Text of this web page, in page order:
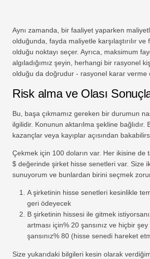
Aynı zamanda, bir faaliyet yaparken
olduğunda, fayda maliyetle karşılaştırılır ve
olduğu noktayı seçer. Ayrıca, maksimum
algıladığımız şeyin, herhangi bir rasyonel
olduğu da doğrudur - rasyonel karar verme
Risk alma ve Olası
Bu, başa çıkmamız gereken bir durumun
ilgilidir. Konunun aktarılma şekline bağlıdır.
kazançlar veya kayıplar açısından
Çekmek için 100 doların var. Her ikisine de
$ değerinde şirket hisse senetleri var. Size
sunuyorum ve bunlardan birini seçmek
A şirketinin hisse senetleri kesinlikle
geri ödeyecek
B şirketinin hissesi ile gitmek
artması için% 20 şansınız ve hiçbir
şansınız% 80 (hisse senedi hareket
Size yukarıdaki bilgileri kesin olarak